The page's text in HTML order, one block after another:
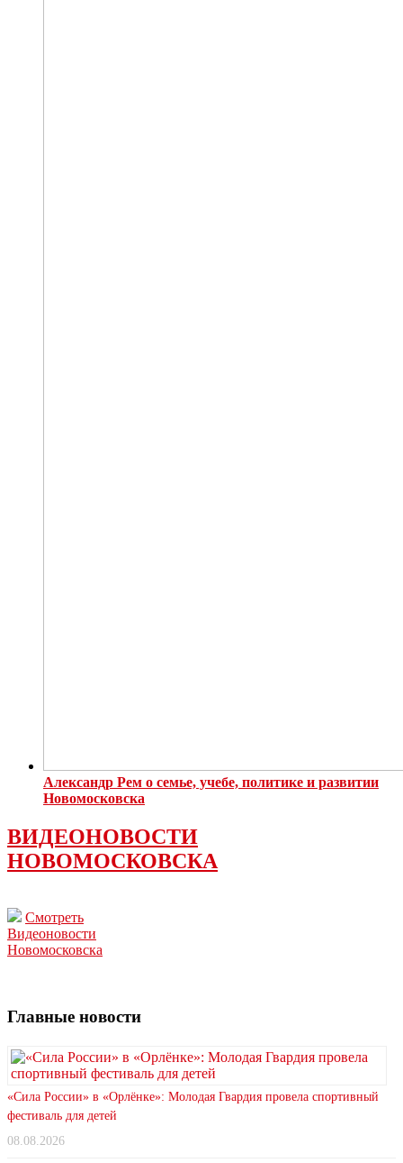
Александр Рем о семье, учебе, политике и развитии
Новомосковска
ВИДЕОНОВОСТИ
НОВОМОСКОВСКА
Смотреть
Видеоновости
Новомосковска
Главные новости
«Сила России» в «Орлёнке»: Молодая Гвардия провела спортивный
фестиваль для детей
08.08.2026